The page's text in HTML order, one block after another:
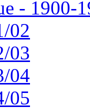
- 1900-
02
03
04
05